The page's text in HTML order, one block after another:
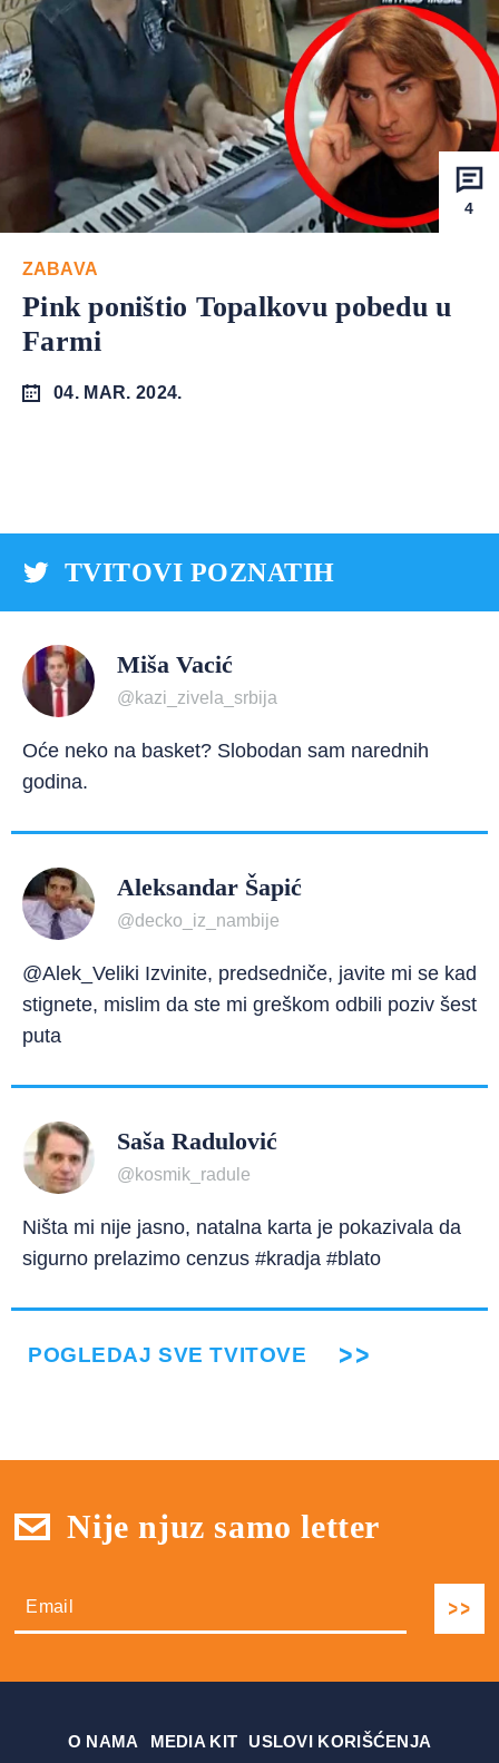
4
ZABAVA
Pink poništio Topalkovu pobedu u
Farmi
04. MAR. 2024.
TVITOVI POZNATIH
Miša Vacić
@kazi_zivela_srbija
Oće neko na basket? Slobodan sam narednih
godina.
Aleksandar Šapić
@decko_iz_nambije
@Alek_Veliki Izvinite, predsedniče, javite mi se kad
stignete, mislim da ste mi greškom odbili poziv šest
puta
Saša Radulović
@kosmik_radule
Ništa mi nije jasno, natalna karta je pokazivala da
sigurno prelazimo cenzus #kradja #blato
POGLEDAJ SVE TVITOVE
Nije njuz samo letter
О NAMA MEDIA KIT USLOVI KORIŠĆENJA